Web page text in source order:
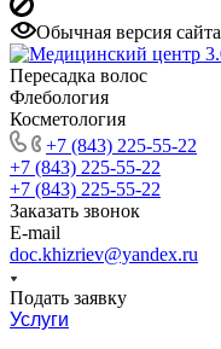
Обычная версия сайта
Пересадка волос
Флебология
Косметология
+7 (843) 225-55-22
+7 (843) 225-55-22
+7 (843) 225-55-22
Заказать звонок
E-mail
doc.khizriev@yandex.ru
Подать заявку
Услуги